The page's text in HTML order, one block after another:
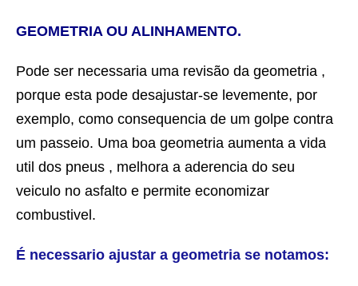
GEOMETRIA OU ALINHAMENTO.
Pode ser necessaria uma revisão da geometria ,
porque esta pode desajustar-se levemente, por
exemplo, como consequencia de um golpe contra
um passeio. Uma boa geometria aumenta a vida
util dos pneus , melhora a aderencia do seu
veiculo no asfalto e permite economizar
combustivel.
É necessario ajustar a geometria se notamos: